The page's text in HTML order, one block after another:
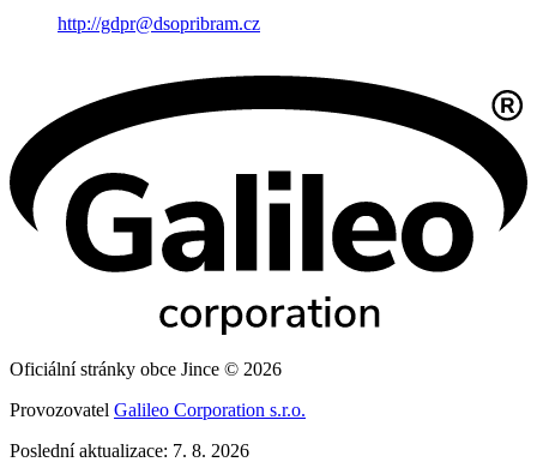
http://gdpr@dsopribram.cz
Oficiální stránky obce Jince © 2026
Provozovatel Galileo Corporation s.r.o.
Poslední aktualizace: 7. 8. 2026